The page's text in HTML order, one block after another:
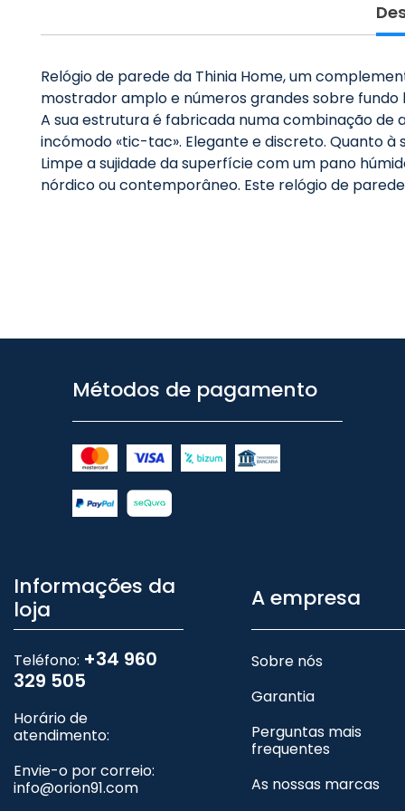
Relógio de parede da Thinia Home, um
mostrador amplo e números grandes sobre fundo
A sua estrutura é fabricada numa combinação
incómodo «tic-tac». Elegante e discreto. Quanto
Limpe a sujidade da superfície com um pano
nórdico ou contemporâneo. Este relógio de
Métodos de pagamento
Informações da
loja
Teléfono: +34 960
329 505
Horário de
atendimento:
Envie-o por correio:
info@orion91.com
A empresa
Sobre nós
Garantia
Perguntas mais
frequentes
As nossas marcas